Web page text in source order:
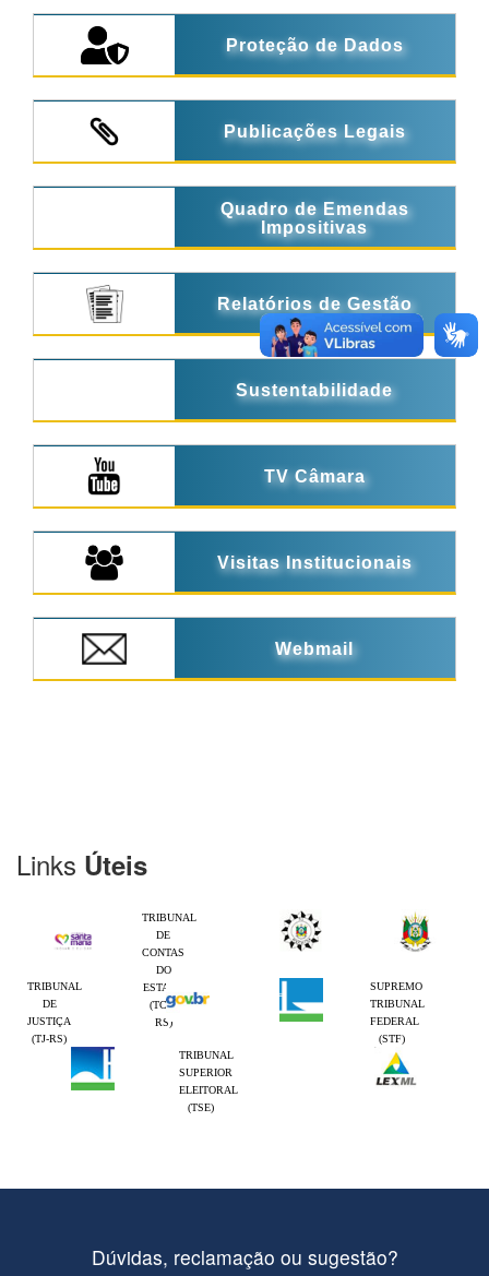
Proteção de Dados
Publicações Legais
Quadro de Emendas
Impositivas
Relatórios de Gestão
Sustentabilidade
TV Câmara
Visitas Institucionais
Webmail
Links Úteis
TRIBUNAL
DE
CONTAS
DO
ESTADO
(TCE-
RS)
TRIBUNAL
DE
JUSTIÇA
(TJ-RS)
SUPREMO
TRIBUNAL
FEDERAL
(STF)
TRIBUNAL
SUPERIOR
ELEITORAL
(TSE)
Dúvidas, reclamação ou sugestão?